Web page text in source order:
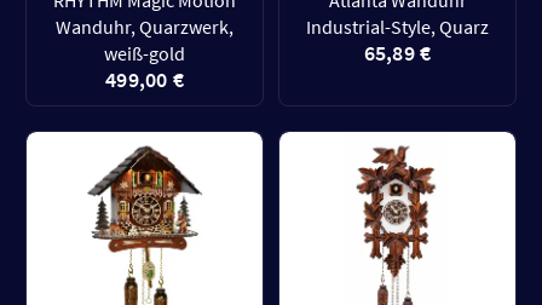
Wanduhr, Quarzwerk,
weiß-gold
499,00 €
Industrial-Style, Quarz
65,89 €